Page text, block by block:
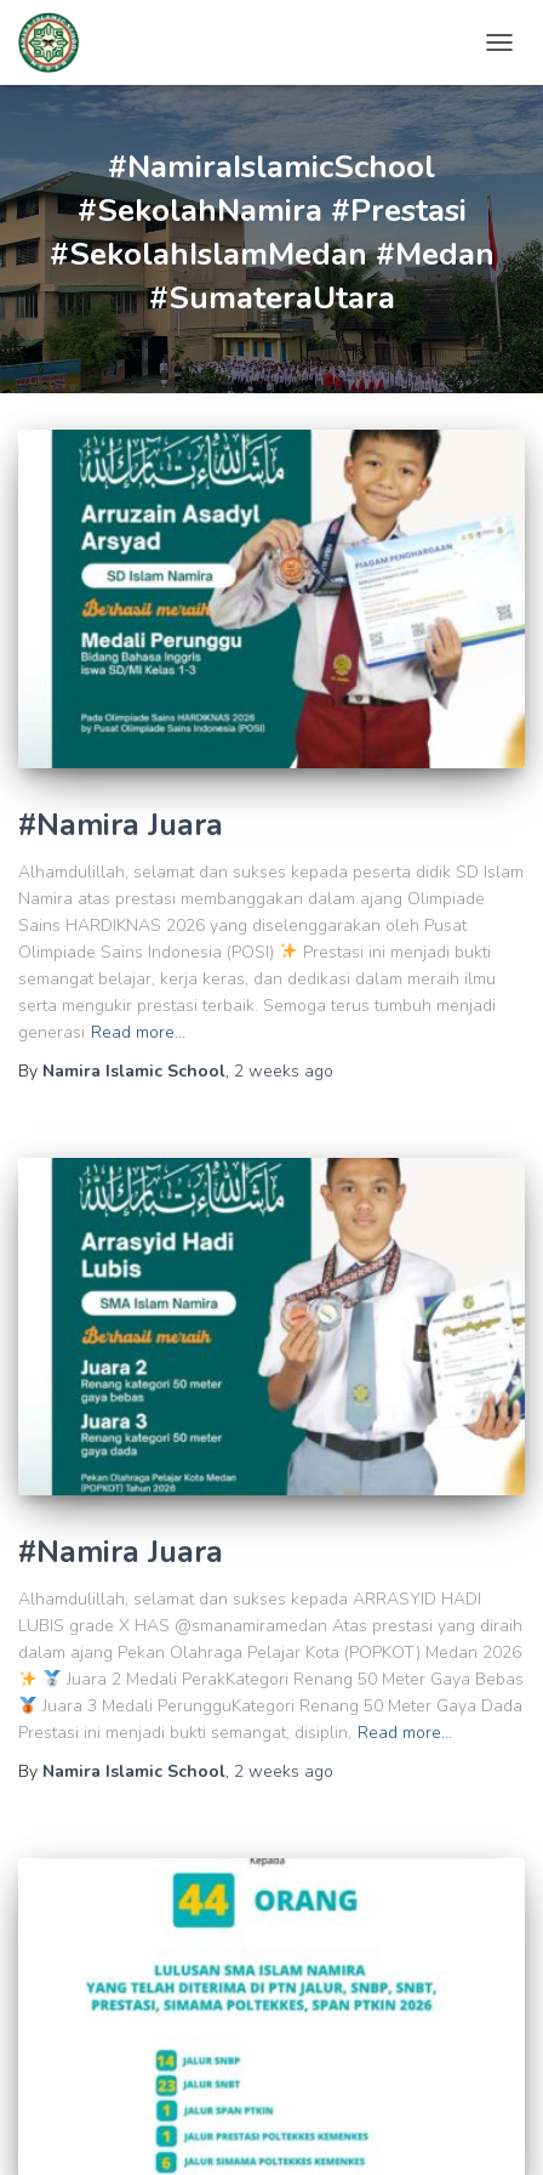
#NamiraIslamicSchool
#SekolahNamira #Prestasi
#SekolahIslamMedan #Medan
#SumateraUtara
#Namira Juara
Alhamdulillah, selamat dan sukses kepada peserta didik SD Islam
Namira atas prestasi membanggakan dalam ajang Olimpiade
Sains HARDIKNAS 2026 yang diselenggarakan oleh Pusat
Olimpiade Sains Indonesia (POSI)
Prestasi ini menjadi bukti
semangat belajar, kerja keras, dan dedikasi dalam meraih ilmu
serta mengukir prestasi terbaik. Semoga terus tumbuh menjadi
generasi Read more…
By Namira Islamic School, 2 weeks ago
#Namira Juara
Alhamdulillah, selamat dan sukses kepada ARRASYID HADI
LUBIS grade X HAS @smanamiramedan Atas prestasi yang diraih
dalam ajang Pekan Olahraga Pelajar Kota (POPKOT) Medan 2026
Juara 2 Medali PerakKategori Renang 50 Meter Gaya Bebas
Juara 3 Medali PerungguKategori Renang 50 Meter Gaya Dada
Prestasi ini menjadi bukti semangat, disiplin, Read more…
By Namira Islamic School, 2 weeks ago